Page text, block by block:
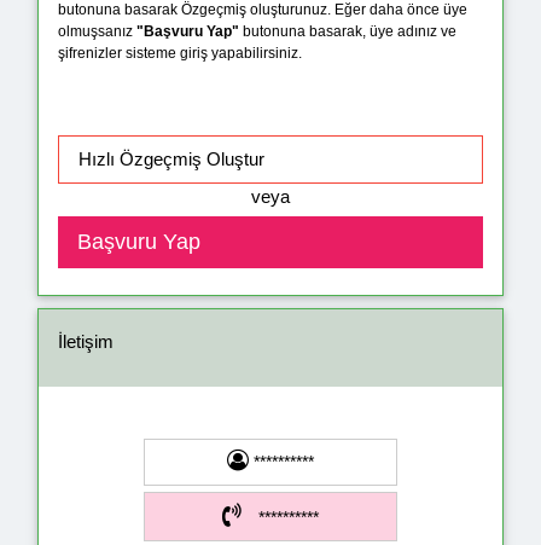
butonuna basarak Özgeçmiş oluşturunuz. Eğer daha önce üye
olmuşsanız "Başvuru Yap" butonuna basarak, üye adınız ve
şifrenizler sisteme giriş yapabilirsiniz.
veya
İletişim
**********
**********